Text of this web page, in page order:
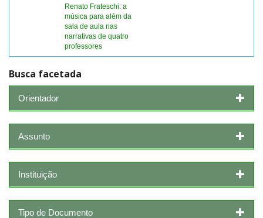
Renato Frateschi: a
música para além da
sala de aula nas
narrativas de quatro
professores
Busca facetada
Orientador
Assunto
Instituição
Tipo de Documento